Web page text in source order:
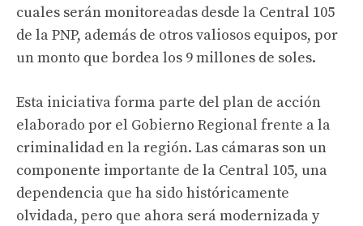
cuales serán monitoreadas desde la Central 105
de la PNP, además de otros valiosos equipos, por
un monto que bordea los 9 millones de soles.
Esta iniciativa forma parte del plan de acción
elaborado por el Gobierno Regional frente a la
criminalidad en la región. Las cámaras son un
componente importante de la Central 105, una
dependencia que ha sido históricamente
olvidada, pero que ahora será modernizada y